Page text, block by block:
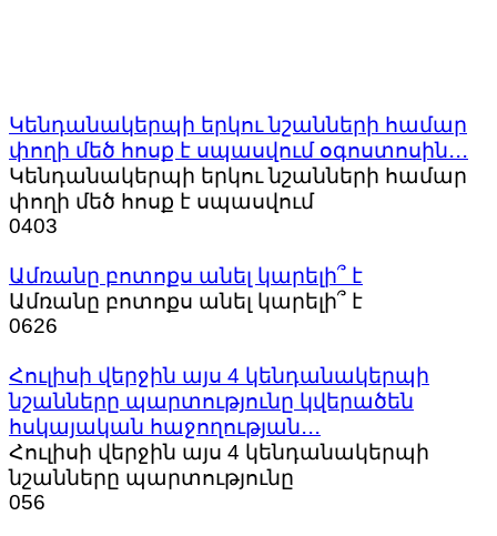
Կենդանակերպի երկու նշանների համար
փողի մեծ հոսք է սպասվում օգոստոսին․․․
Կենդանակերպի երկու նշանների համար
փողի մեծ հոսք է սպասվում
0403
Ամռանը բոտոքս անել կարելի՞ է
Ամռանը բոտոքս անել կարելի՞ է
0626
Հուլիսի վերջին այս 4 կենդանակերպի
նշանները պարտությունը կվերածեն
հսկայական հաջողության․․․
Հուլիսի վերջին այս 4 կենդանակերպի
նշանները պարտությունը
056